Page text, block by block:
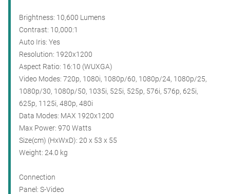
Brightness: 10,600 Lumens
Contrast: 10,000:1
Auto Iris: Yes
Resolution: 1920x1200
Aspect Ratio: 16:10 (WUXGA)
Video Modes: 720p, 1080i, 1080p/60, 1080p/24, 1080p/25,
1080p/30, 1080p/50, 1035i, 525i, 525p, 576i, 576p, 625i,
625p, 1125i, 480p, 480i
Data Modes: MAX 1920x1200
Max Power: 970 Watts
Size(cm) (HxWxD): 20 x 53 x 55
Weight: 24.0 kg
Connection
Panel: S-Video